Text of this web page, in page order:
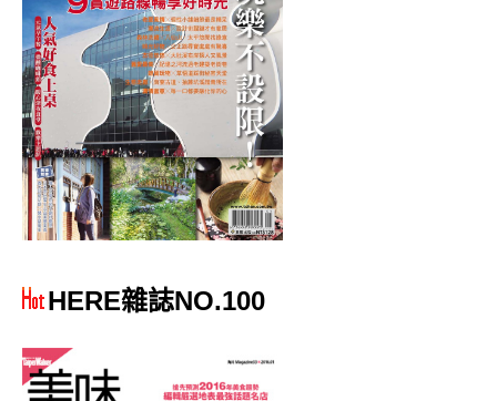
HERE雜誌NO.100